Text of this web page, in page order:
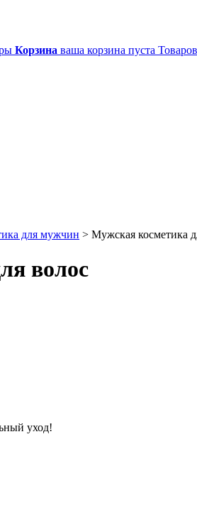
Корзина ваша корзина пуста
для мужчин > Мужская косметика
волос
уход!